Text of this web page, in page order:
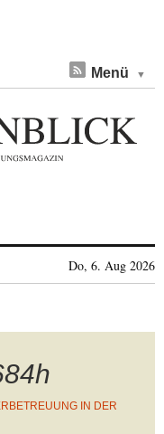
Menü
Do, 6. Aug 2026
IN DER